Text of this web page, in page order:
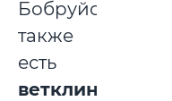
Бобруйске
также
есть
ветклиника